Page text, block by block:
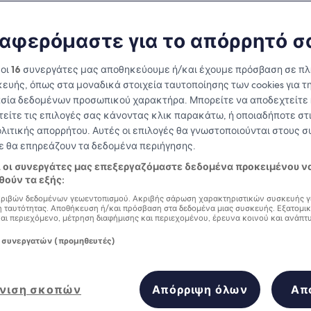
Κερδίστε επιβραβεύσεις για κάθε
διανυκτέρευση που πραγματοποιείτε
7 Αυγ - 9 Αυγ
τοποθεσία Αρχιπέλαγο
για το απόρρητό
16 συνεργάτες μας αποθηκεύουμε ή/και έχουμε πρόσβαση σε
όπως στα μοναδικά στοιχεία ταυτοποίησης των cookies για
δεδομένων προσωπικού χαρακτήρα. Μπορείτε να αποδεχτείτε
τις επιλογές σας κάνοντας κλικ παρακάτω, ή οποιαδήποτε
απορρήτου. Αυτές οι επιλογές θα γνωστοποιούνται στους
θα επηρεάζουν τα δεδομένα περιήγησης.
οι συνεργάτες μας επεξεργαζόμαστε δεδομένα προκειμένου
τα εξής:
δεδομένων γεωεντοπισμού. Ακριβής σάρωση χαρακτηριστικών συσκευής
ταυτότητας. Αποθήκευση ή/και πρόσβαση στα δεδομένα μιας συσκευής.
περιεχόμενο, μέτρηση διαφήμισης και περιεχομένου, έρευνα κοινού και
συνεργατών (προμηθευτές)
σκοπών Απόρριψη όλων